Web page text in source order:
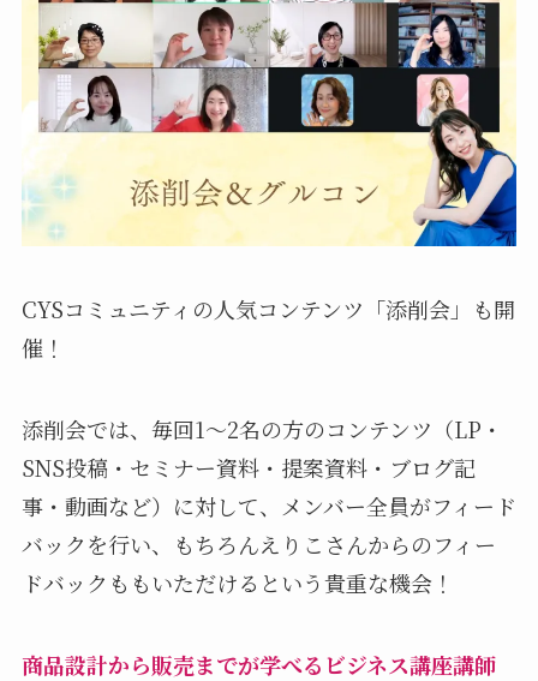
CYSコミュニティの人気コンテンツ「添削会」も開
催！
添削会では、毎回1～2名の方のコンテンツ（LP・
SNS投稿・セミナー資料・提案資料・ブログ記
事・動画など）に対して、メンバー全員がフィード
バックを行い、もちろんえりこさんからのフィー
ドバックももいただけるという貴重な機会！
商品設計から販売までが学べるビジネス講座講師